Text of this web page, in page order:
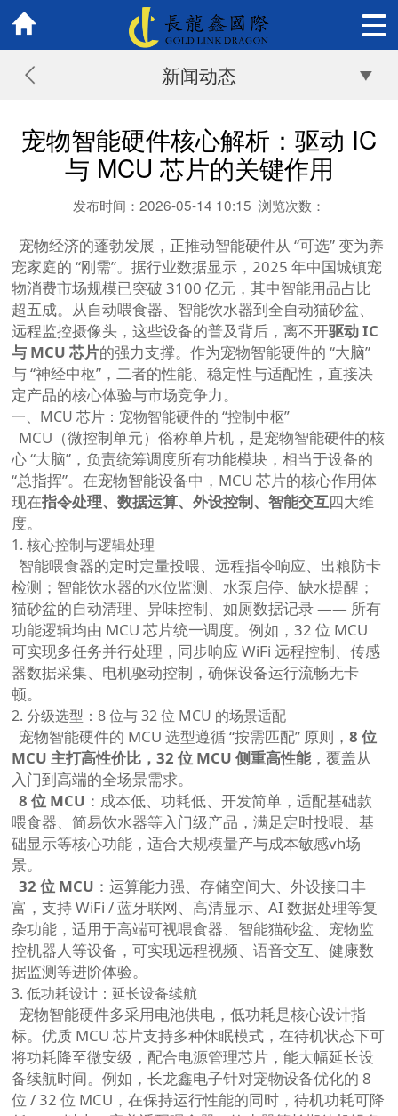
新闻动态
宠物智能硬件核心解析：驱动 IC
与 MCU 芯片的关键作用
发布时间：2026-05-14 10:15 浏览次数：
宠物经济的蓬勃发展，正推动智能硬件从 “可选” 变为养
宠家庭的 “刚需”。据行业数据显示，2025 年中国城镇宠
物消费市场规模已突破 3100 亿元，其中智能用品占比
超五成。从自动喂食器、智能饮水器到全自动猫砂盆、
远程监控摄像头，这些设备的普及背后，离不开驱动 IC
与 MCU 芯片的强力支撑。作为宠物智能硬件的 “大脑”
与 “神经中枢”，二者的性能、稳定性与适配性，直接决
定产品的核心体验与市场竞争力。
一、MCU 芯片：宠物智能硬件的 “控制中枢”
MCU（微控制单元）俗称单片机，是宠物智能硬件的核
心 “大脑”，负责统筹调度所有功能模块，相当于设备的
“总指挥”。在宠物智能设备中，MCU 芯片的核心作用体
现在指令处理、数据运算、外设控制、智能交互四大维
度。
1. 核心控制与逻辑处理
智能喂食器的定时定量投喂、远程指令响应、出粮防卡
检测；智能饮水器的水位监测、水泵启停、缺水提醒；
猫砂盆的自动清理、异味控制、如厕数据记录 —— 所有
功能逻辑均由 MCU 芯片统一调度。例如，32 位 MCU
可实现多任务并行处理，同步响应 WiFi 远程控制、传感
器数据采集、电机驱动控制，确保设备运行流畅无卡
顿。
2. 分级选型：8 位与 32 位 MCU 的场景适配
宠物智能硬件的 MCU 选型遵循 “按需匹配” 原则，8 位
MCU 主打高性价比，32 位 MCU 侧重高性能，覆盖从
入门到高端的全场景需求。
8 位 MCU ：成本低、功耗低、开发简单，适配基础款
喂食器、简易饮水器等入门级产品，满足定时投喂、基
础显示等核心功能，适合大规模量产与成本敏感vh场
景。
32 位 MCU ：运算能力强、存储空间大、外设接口丰
富，支持 WiFi / 蓝牙联网、高清显示、AI 数据处理等复
杂功能，适用于高端可视喂食器、智能猫砂盆、宠物监
控机器人等设备，可实现远程视频、语音交互、健康数
据监测等进阶体验。
3. 低功耗设计：延长设备续航
宠物智能硬件多采用电池供电，低功耗是核心设计指
标。优质 MCU 芯片支持多种休眠模式，在待机状态下可
将功耗降至微安级，配合电源管理芯片，能大幅延长设
备续航时间。例如，长龙鑫电子针对宠物设备优化的 8
位 / 32 位 MCU，在保持运行性能的同时，待机功耗可降